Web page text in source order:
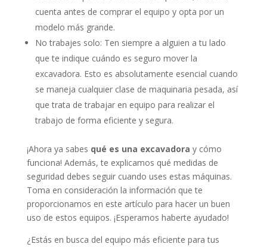
cuenta antes de comprar el equipo y opta por un
modelo más grande.
No trabajes solo: Ten siempre a alguien a tu lado
que te indique cuándo es seguro mover la
excavadora. Esto es absolutamente esencial cuando
se maneja cualquier clase de maquinaria pesada, así
que trata de trabajar en equipo para realizar el
trabajo de forma eficiente y segura.
¡Ahora ya sabes qué es una excavadora y cómo
funciona! Además, te explicamos qué medidas de
seguridad debes seguir cuando uses estas máquinas.
Toma en consideración la información que te
proporcionamos en este artículo para hacer un buen
uso de estos equipos. ¡Esperamos haberte ayudado!
¿Estás en busca del equipo más eficiente para tus